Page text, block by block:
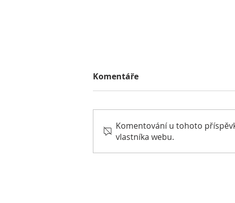
Komentáře
Komentování u tohoto
vlastníka webu.